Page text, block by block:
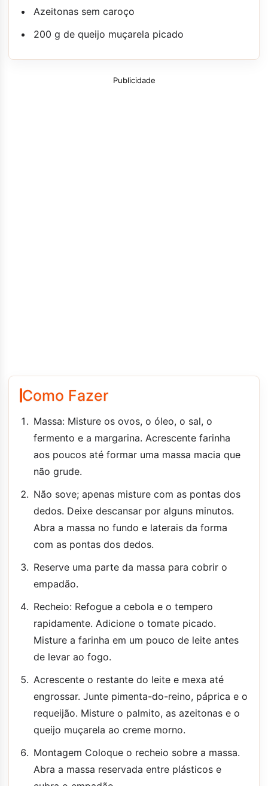
Azeitonas sem caroço
200 g de queijo muçarela picado
Publicidade
Como Fazer
Massa: Misture os ovos, o óleo, o sal, o
fermento e a margarina. Acrescente farinha
aos poucos até formar uma massa macia que
não grude.
Não sove; apenas misture com as pontas dos
dedos. Deixe descansar por alguns minutos.
Abra a massa no fundo e laterais da forma
com as pontas dos dedos.
Reserve uma parte da massa para cobrir o
empadão.
Recheio: Refogue a cebola e o tempero
rapidamente. Adicione o tomate picado.
Misture a farinha em um pouco de leite antes
de levar ao fogo.
Acrescente o restante do leite e mexa até
engrossar. Junte pimenta-do-reino, páprica e o
requeijão. Misture o palmito, as azeitonas e o
queijo muçarela ao creme morno.
Montagem Coloque o recheio sobre a massa.
Abra a massa reservada entre plásticos e